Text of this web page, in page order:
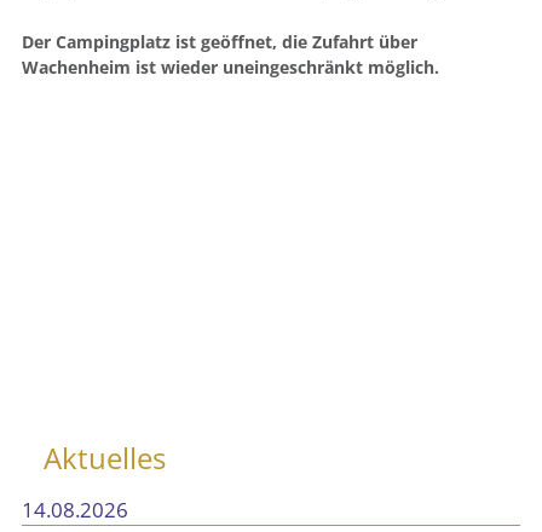
Der Campingplatz ist geöffnet, die Zufahrt über
Wachenheim ist wieder uneingeschränkt möglich.
Aktuelles
14.08.2026